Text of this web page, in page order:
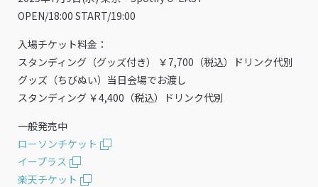
OPEN/18:00 START/19:00
入場チケット料金：
スタンディング（グッズ付き） ￥7,700（税込）ドリンク代別
グッズ（ちびぬい）当日会場でお渡し
スタンディング ￥4,400（税込）ドリンク代別
一般発売中
ローソンチケット
イープラス
楽天チケット